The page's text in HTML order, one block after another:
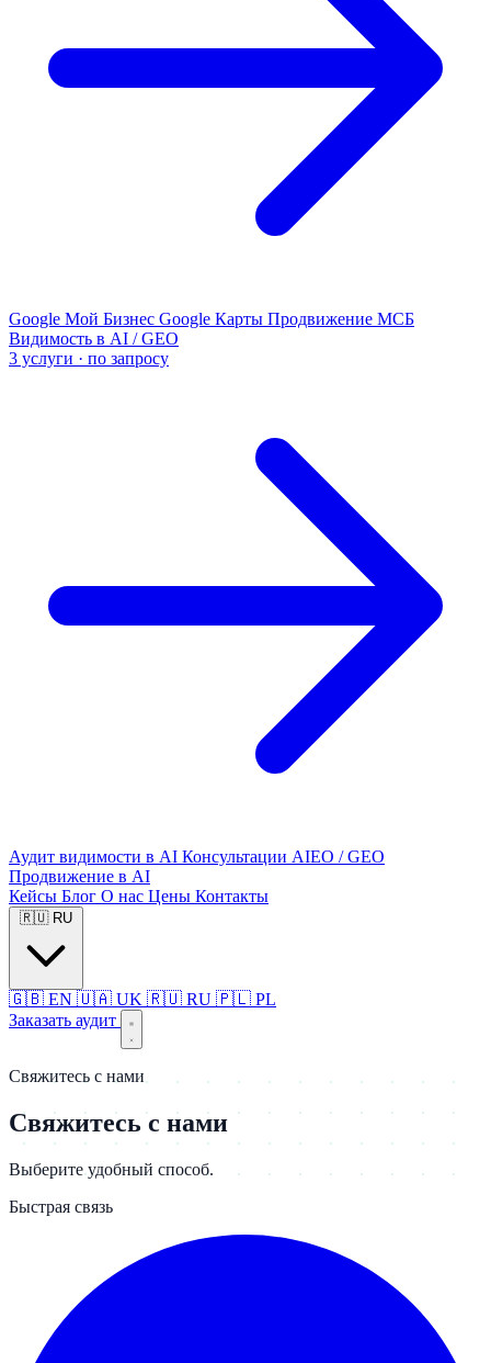
Google Мой Бизнес Google Карты Продвижение МСБ
Видимость в AI / GEO
3 услуги · по запросу
Аудит видимости в AI Консультации AIEO / GEO
Продвижение в AI
Кейсы Блог О нас Цены Контакты
🇷🇺 RU
🇬🇧 EN 🇺🇦 UK 🇷🇺 RU 🇵🇱 PL
Заказать аудит
Свяжитесь с нами
Свяжитесь с нами
Выберите удобный способ.
Быстрая связь